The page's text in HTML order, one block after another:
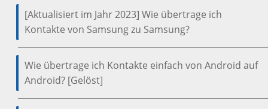
[Aktualisiert im Jahr 2023] Wie übertrage ich
Kontakte von Samsung zu Samsung?
Wie übertrage ich Kontakte einfach von Android auf
Android? [Gelöst]